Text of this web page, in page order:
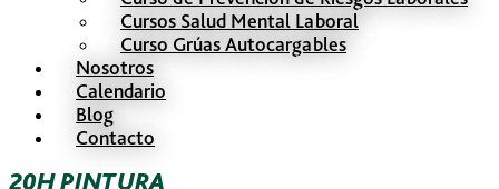
Cursos Salud Mental Laboral
Curso Grúas Autocargables
Nosotros
Calendario
Blog
Contacto
20H PINTURA